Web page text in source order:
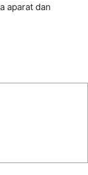
aparat dan